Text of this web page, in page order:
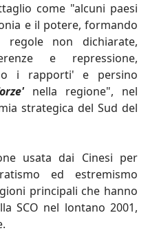
come "alcuni paesi
e il potere, formando
regole non dichiarate,
e repressione,
i rapporti' e persino
nella regione", nel
strategica del Sud del
usata dai Cinesi per
ed estremismo
principali che hanno
SCO nel lontano 2001,